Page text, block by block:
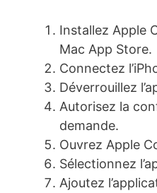
Installez Apple
Mac App Store.
Connectez
Déverrouillez
Autorisez la
demande.
Ouvrez Apple
Sélectionnez
Ajoutez